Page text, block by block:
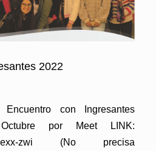
2022
con Ingresantes
por Meet LINK:
kexx-zwi (No precisa